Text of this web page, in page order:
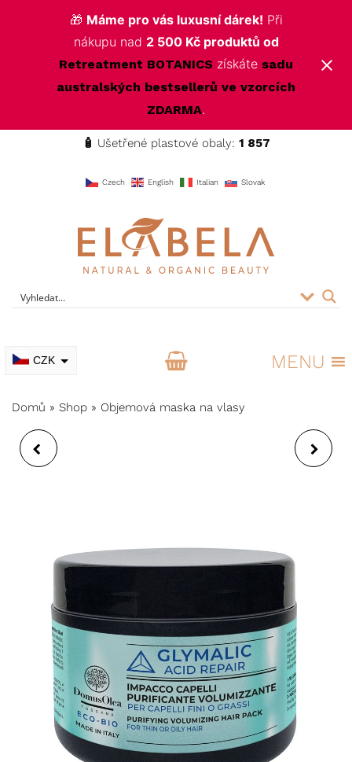
🎁 Máme pro vás luxusní dárek! Při
nákupu nad 2 500 Kč produktů od
Retreatment BOTANICS získáte sadu
australských bestsellerů ve vzorcích
ZDARMA.
🧴 Ušetřené plastové obaly: 1 857
Czech English Italian Slovak
ELABELA Beauty Kvalitní kosmetika pro vás
CZK MENU
Domů » Shop » Objemová maska na vlasy